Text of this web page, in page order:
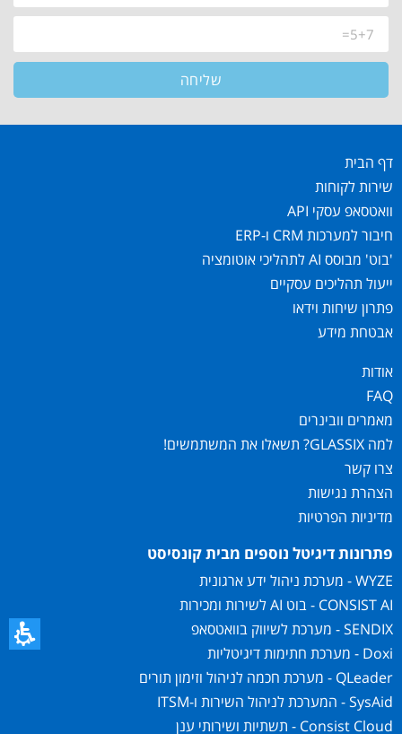
שליחה
דף הבית
שירות לקוחות
וואטסאפ עסקי API
חיבור למערכות CRM ו-ERP
'בוט' מבוסס AI לתהליכי אוטומציה
ייעול תהליכים עסקיים
פתרון שיחות וידאו
אבטחת מידע
אודות
FAQ
מאמרים וובינרים
למה GLASSIX? תשאלו את המשתמשים!
צרו קשר
הצהרת נגישות
מדיניות הפרטיות
פתרונות דיגיטל נוספים מבית קונסיסט
WYZE - מערכת ניהול ידע ארגונית
CONSIST AI - בוט AI לשירות ומכירות
SENDIX - מערכת לשיווק בוואטסאפ
Doxi - מערכת חתימות דיגיטליות
QLeader - מערכת חכמה לניהול וזימון תורים
SysAid - המערכת לניהול השירות ו-ITSM
Consist Cloud - תשתיות ושירותי ענן